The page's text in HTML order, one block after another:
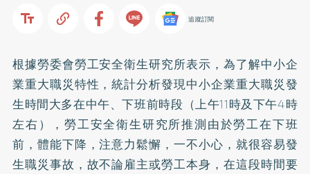
追蹤訂閱
根據勞委會勞工安全衛生研究所表示，為了解中小企
業重大職災特性，統計分析發現中小企業重大職災發
生時間大多在中午、下班前時段（上午11時及下午4時
左右），勞工安全衛生研究所推測由於勞工在下班
前，體能下降，注意力鬆懈，一不小心，就很容易發
生職災事故，故不論雇主或勞工本身，在這段時間要